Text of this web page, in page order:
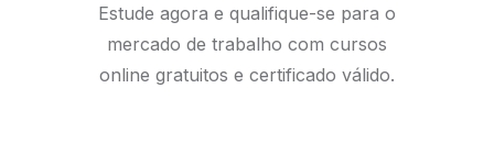
Estude agora e qualifique-se para o
mercado de trabalho com cursos
online gratuitos e certificado válido.